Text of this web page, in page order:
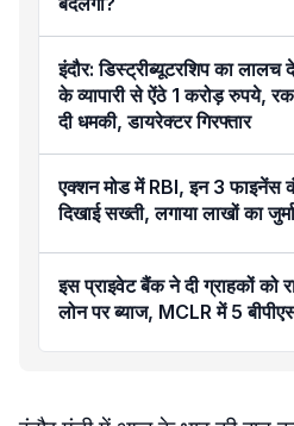
इंदौर: डिस्ट्रीब्यूटरशिप का लालच
के व्यापारी से ऐंठे 1 करोड़ रुपये,
दी धमकी, डायरेक्टर गिरफ्तार
एक्शन मोड में RBI, इन 3 फाइनेंस
दिखाई सख्ती, लगाया लाखों का
इस प्राइवेट बैंक ने दी ग्राहकों को
लोन पर ब्याज, MCLR में 5